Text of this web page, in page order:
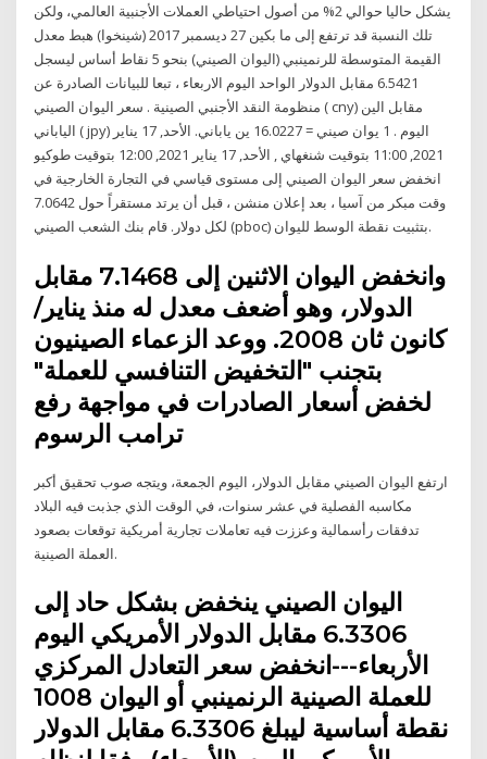
يشكل حاليا حوالي 2% من أصول احتياطي العملات الأجنبية العالمي، ولكن
تلك النسبة قد ترتفع إلى ما بكين 27 ديسمبر 2017 (شينخوا) هبط معدل
القيمة المتوسطة للرنمينبي (اليوان الصيني) بنحو 5 نقاط أساس ليسجل
6.5421 مقابل الدولار الواحد اليوم الاربعاء ، تبعا للبيانات الصادرة عن
منظومة النقد الأجنبي الصينية . سعر اليوان الصيني ( cny) مقابل الين
الياباني ( jpy) اليوم . 1 يوان صيني = 16.0227 ين ياباني. الأحد, 17 يناير
2021, 11:00 بتوقيت شنغهاي , الأحد, 17 يناير 2021, 12:00 بتوقيت طوكيو
انخفض سعر اليوان الصيني إلى مستوى قياسي في التجارة الخارجية في
وقت مبكر من آسيا ، بعد إعلان منشن ، قبل أن يرتد مستقراً حول 7.0642
لكل دولار. قام بنك الشعب الصيني (pboc) بتثبيت نقطة الوسط لليوان.
وانخفض اليوان الاثنين إلى 7.1468 مقابل
الدولار، وهو أضعف معدل له منذ يناير/
كانون ثان 2008. ووعد الزعماء الصينيون
بتجنب "التخفيض التنافسي للعملة"
لخفض أسعار الصادرات في مواجهة رفع
ترامب الرسوم
ارتفع اليوان الصيني مقابل الدولار، اليوم الجمعة، ويتجه صوب تحقيق أكبر
مكاسبه الفصلية في عشر سنوات، في الوقت الذي جذبت فيه البلاد
تدفقات رأسمالية وعززت فيه تعاملات تجارية أمريكية توقعات بصعود
العملة الصينية.
اليوان الصيني ينخفض بشكل حاد إلى
6.3306 مقابل الدولار الأمريكي اليوم
الأربعاء---انخفض سعر التعادل المركزي
للعملة الصينية الرنمينبي أو اليوان 1008
نقطة أساسية ليبلغ 6.3306 مقابل الدولار